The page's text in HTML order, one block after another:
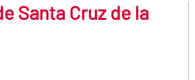
Santa Cruz de la